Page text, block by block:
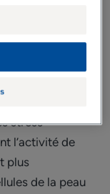
stress
l’activité de
plus
de la peau